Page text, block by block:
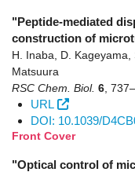
"Peptide-mediated
construction of
H. Inaba, D. Kageyama,
Matsuura
RSC Chem. Biol. 6
URL
DOI: 10.1039/
Front Cover
"Optical control of